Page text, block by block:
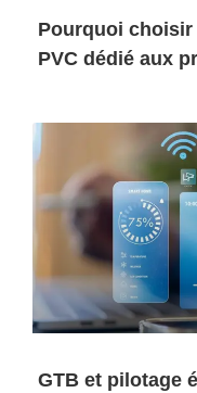
Pourquoi
PVC dédié aux
GTB et pilotage